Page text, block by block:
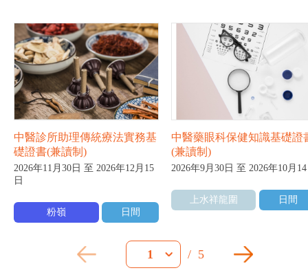
中醫診所助理傳統療法實務基
礎證書(兼讀制)
2026年11月30日 至 2026年12月15
日
粉嶺 日間
中醫藥眼科保健知識基礎證
(兼讀制)
2026年9月30日 至 2026年10月
上水祥龍圍 日間
1 / 5